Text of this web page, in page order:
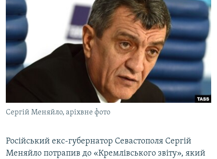
СПЕЦПРОЕКТИ
ДЕПОРТАЦІЯ
ВІДЕОУРОКИ «ELIFBE»
СВІДЧЕННЯ ОКУПАЦІЇ
УКРАЇНСЬКА ПРОБЛЕМА КРИМУ
ЯК ОБІЙТИ БЛОКУВАННЯ
Русский
Qırımtatar
Усі сайти RFE/RL
Сергій Меняйло, аріхвне фото
Російський екс-губернатор Севастополя Сергій
Меняйло потрапив до «Кремлівського звіту», який